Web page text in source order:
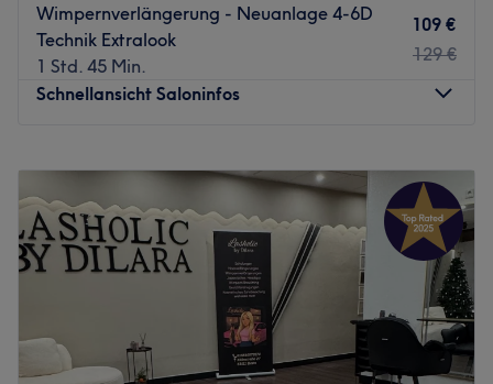
Wimpernverlängerung - Neuanlage 4-6D
Technik Extralook
1 Std. 45 Min.
109 €
129 €
Schnellansicht Saloninfos
20:00
Mittwoch
10:00
20:00
Donnerstag
10:00 –20:00
Freitag
10:00
20:00
10:00
18:00
Geschlossen
Du bist auf der Suche nach einer kleinen Erholungspause?